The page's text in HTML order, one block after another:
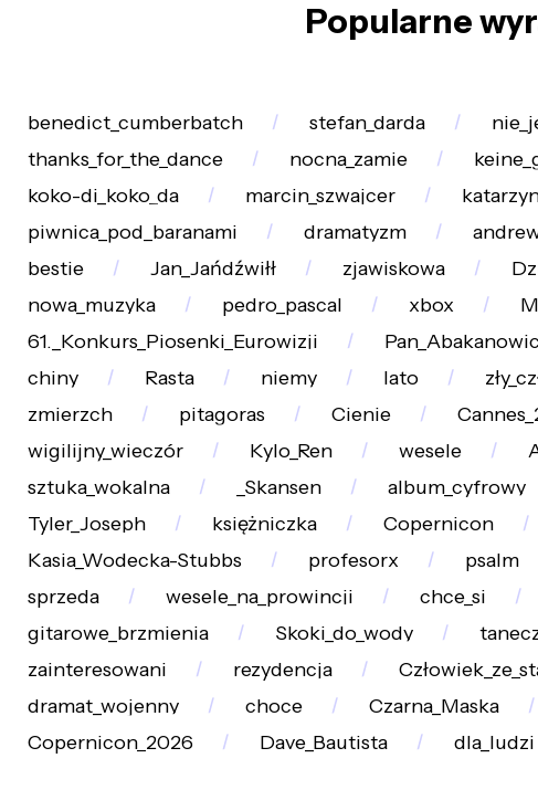
Popularne
benedict_cumberbatch stefan_darda
thanks_for_the_dance
nocna_zamie
koko-di_koko_da
marcin_szwajcer
piwnica_pod_baranami
dramatyzm
bestie
Jan_Jańdźwiłł zjawiskowa
nowa_muzyka
pedro_pascal xbox
61._Konkurs_Piosenki_Eurowizji
chiny
Rasta niemy lato
zmierzch
pitagoras Cienie
wigilijny_wieczór
Kylo_Ren wesele
sztuka_wokalna
_Skansen album_cyfrowy
Tyler_Joseph
księżniczka Copernicon
Kasia_Wodecka-Stubbs
profesorx psalm
sprzeda
wesele_na_prowincji chce_si
gitarowe_brzmienia
Skoki_do_wody
zainteresowani
rezydencja
dramat_wojenny
choce Czarna_Maska
Copernicon_2026
Dave_Bautista dla_ludzi